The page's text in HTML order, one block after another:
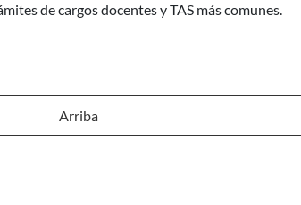
de cargos docentes y TAS más comunes.
Arriba